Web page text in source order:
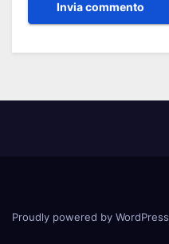
Proudly powered by WordPress